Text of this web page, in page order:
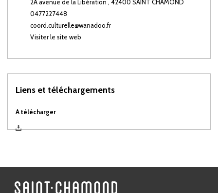
2A avenue de la Libération , 42400 SAINT CHAMOND
0477227448
coord.culturelle@wanadoo.fr
Visiter le site web
Liens et téléchargements
A télécharger